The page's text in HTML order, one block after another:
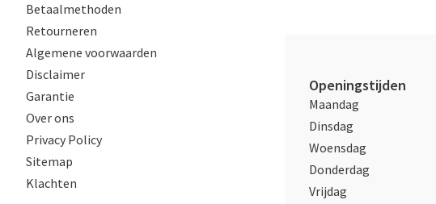
Betaalmethoden
Retourneren
Algemene voorwaarden
Disclaimer
Garantie
Over ons
Privacy Policy
Sitemap
Klachten
Openingstijden
Maandag
Dinsdag
Woensdag
Donderdag
Vrijdag